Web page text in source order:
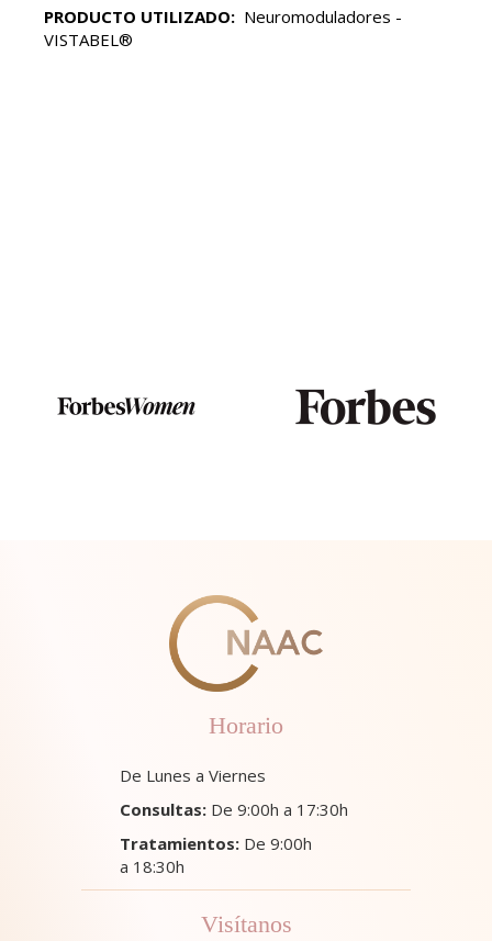
PRODUCTO UTILIZADO: Neuromoduladores -
VISTABEL®
Horario
De Lunes a Viernes
Consultas: De 9:00h a 17:30h
Tratamientos: De 9:00h
a 18:30h
Visítanos